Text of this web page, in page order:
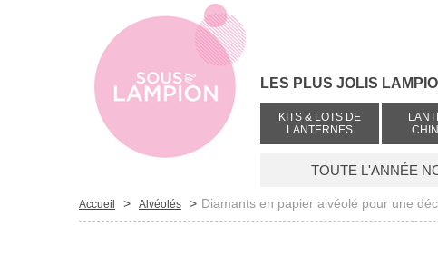
LES PLUS JOLIS
KITS & LOTS DE
LANTERNES
TOUTE L'ANNÉE
Accueil > Alvéolés > Diamants en papier alvéolé pour une